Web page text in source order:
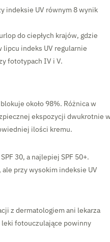
indeksie UV równym 8 wynik
do ciepłych krajów, gdzie
lipcu indeks UV regularnie
fototypach IV i V.
około 98%. Różnica w
ekspozycji dwukrotnie
ilości kremu.
30, a najlepiej SPF 50+.
przy wysokim indeksie UV
z dermatologiem ani lekarza
leki fotouczulające powinny